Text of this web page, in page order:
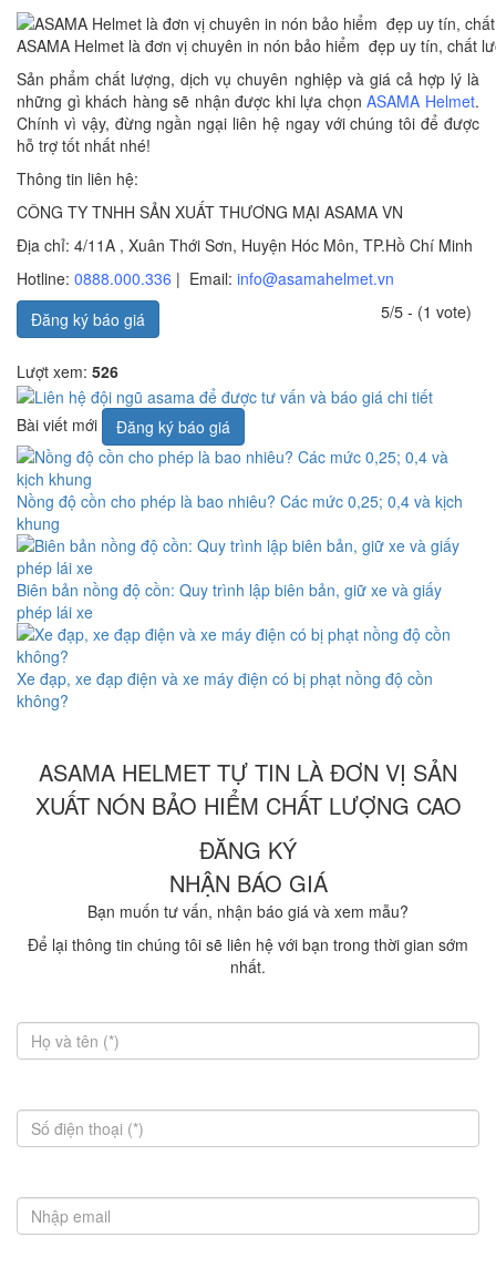
ASAMA Helmet là đơn vị chuyên in nón bảo hiểm đẹp uy tín, chất
Sản phẩm chất lượng, dịch vụ chuyên nghiệp và giá cả hợp lý là
những gì khách hàng sẽ nhận được khi lựa chọnASAMA Helmet.
Chính vì vậy, đừng ngần ngại liên hệ ngay với chúng tôi để được
hỗ trợ tốt nhất nhé!
Thông tin liên hệ:
CÔNG TY TNHH SẢN XUẤT THƯƠNG MẠI ASAMA VN
Địa chỉ: 4/11A , Xuân Thới Sơn, Huyện Hóc Môn, TP.Hồ Chí Minh
Hotline: 0888.000.336 | Email: info@asamahelmet.vn
5/5 - (1 vote)
Đăng ký báo giá
Lượt xem: 526
Bài viết mới Đăng ký báo giá
Nồng độ cồn cho phép là bao nhiêu? Các mức 0,25; 0,4 và kịch
khung
Biên bản nồng độ cồn: Quy trình lập biên bản, giữ xe và giấy
phép lái xe
Xe đạp, xe đạp điện và xe máy điện có bị phạt nồng độ cồn
không?
ASAMA HELMET TỰ TIN LÀ ĐƠN VỊ SẢN
XUẤT NÓN BẢO HIỂM CHẤT LƯỢNG CAO
ĐĂNG KÝ
NHẬN BÁO GIÁ
Bạn muốn tư vấn, nhận báo giá và xem mẫu?
Để lại thông tin chúng tôi sẽ liên hệ với bạn trong thời gian sớm
nhất.